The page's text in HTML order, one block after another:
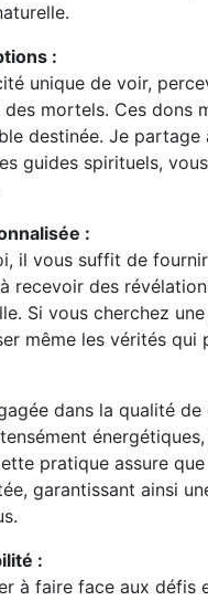
:
unique de voir,
mortels. Ces dons
destinée. Je partage
guides spirituels,
:
il vous suffit de
recevoir des
Si vous cherchez
même les vérités
dans la qualité
pratique assure
garantissant ainsi
:
à faire face aux défis